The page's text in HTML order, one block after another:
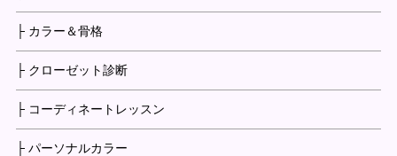
├ カラー＆骨格
├ クローゼット診断
├ コーディネートレッスン
├ パーソナルカラー